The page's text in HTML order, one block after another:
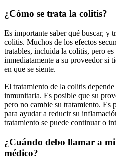
¿Cómo se trata la colitis?
Es importante saber qué buscar, y
colitis. Muchos de los efectos
tratables, incluida la colitis, pero
inmediatamente a su proveedor si
en que se siente.
El tratamiento de la colitis
inmunitaria. Es posible que su
pero no cambie su tratamiento. Es
para ayudar a reducir su
tratamiento se puede continuar o
¿Cuándo debo llamar a
médico?